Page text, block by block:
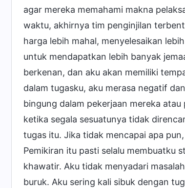
agar mereka memahami makna
waktu, akhirnya tim penginjilan
harga lebih mahal, menyelesaikan
untuk mendapatkan lebih banyak
berkenan, dan aku akan memiliki
dalam tugasku, aku merasa negatif
bingung dalam pekerjaan mereka
ketika segala sesuatunya tidak
tugas itu. Jika tidak mencapai apa
Pemikiran itu pasti selalu membuatku
khawatir. Aku tidak menyadari
buruk. Aku sering kali sibuk dengan